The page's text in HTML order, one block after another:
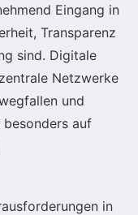
Eingang in
Transparenz
sind. Digitale
Netzwerke
und
auf
in